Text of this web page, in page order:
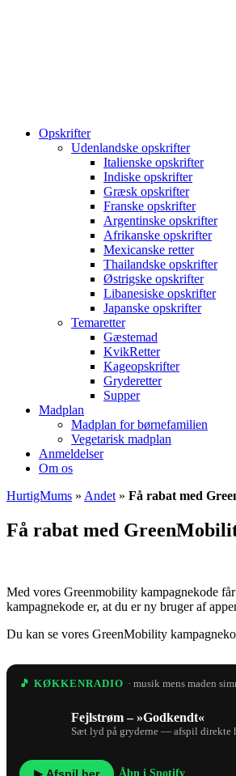
Opskrifter
Udenlandske opskrifter
Italienske opskrifter
Indiske opskrifter
Græsk opskrifter
Franske opskrifter
Argentinske opskrifter
Afrikanske opskrifter
Mexicanske retter
Thailandske opskrifter
Østrigske opskrifter
Libanesiske opskrifter
Japanske opskrifter
Temaretter
Gæstemad
KvikRetter
Kageopskrifter
Gryderetter
Supper
Madplan
Madplan for børnefamilien
Vegetarisk madplan
Anmeldelser
Om os
HurtigMums » Andet » Få rabat med
Få rabat med
Med vores Greenmobility kampagnekode
kampagnekode er, at du er ny bruger af
Du kan se vores GreenMobility
🎵 KØKKENRADIO · musik mens maden
Fejlstrøm – »Godkendt«
Sæt lyd på gryderne — afspil direkte
Åbn i Spotify